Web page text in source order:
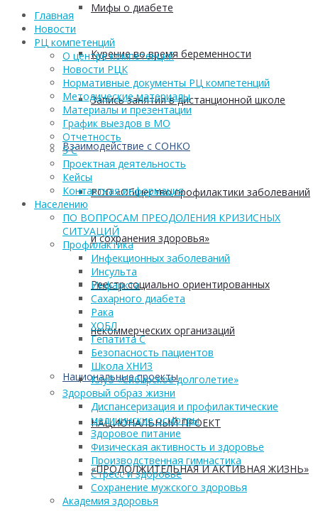
Мифы о диабете
Курение во время беременности
Запись занятия в дистанционной школе
Взаимодействие с СОНКО
РОО «Общество профилактики заболеваний
и сохранения здоровья»
Реестр социально ориентированных
некоммерческих организаций
Национальные проекты
НАЦИОНАЛЬНЫЙ ПРОЕКТ
«ПРОДОЛЖИТЕЛЬНАЯ И АКТИВНАЯ ЖИЗНЬ»
Главная
Новости
РЦ компетенций
О центре компетенций
Новости РЦК
Нормативные документы РЦ компетенций
Методические материалы
Материалы и презентации
График выездов в МО
Отчетность
5 С
Проектная деятельность
Кейсы
Контактная информация
Населению
ПО ВОПРОСАМ ПРЕОДОЛЕНИЯ КРИЗИСНЫХ
СИТУАЦИЙ
Профилактика
Инфекционных заболеваний
Инсульта
Инфаркта
Сахарного диабета
Рака
ХОБЛ
Гепатита С
Безопасность пациентов
Школа ХНИЗ
Клуб «Сибирское долголетие»
Здоровый образ жизни
Диспансеризация и профилактические
медицинские осмотры
Здоровое питание
Физическая активность и здоровье
Производственная гимнастика
Стресс и здоровье
Сохранение мужского здоровья
Академия здоровья